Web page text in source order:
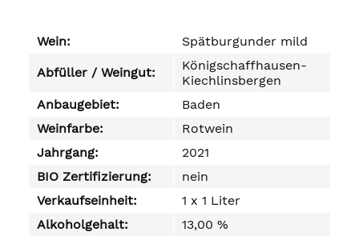
Wein: Spätburgunder mild
Abfüller / Weingut:
Königschaffhausen-
Kiechlinsbergen
Anbaugebiet:
Baden
Weinfarbe:
Rotwein
Jahrgang:
2021
BIO Zertifizierung:
nein
Verkaufseinheit:
1 x 1 Liter
Alkoholgehalt:
13,00 %